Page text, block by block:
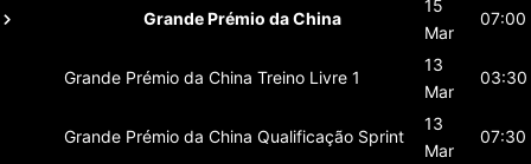
Grande Prémio da China
15
Mar
07:00
Grande Prémio da China Treino Livre 1
13
Mar
03:30
Grande Prémio da China Qualificação Sprint
13
Mar
07:30